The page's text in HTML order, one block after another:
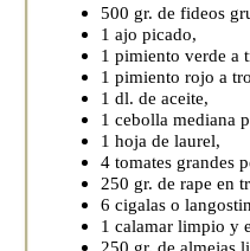
500 gr. de fideos
1 ajo picado,
1 pimiento verde a
1 pimiento rojo a
1 dl. de aceite,
1 cebolla mediana
1 hoja de laurel,
4 tomates grandes
250 gr. de rape en
6 cigalas o
1 calamar limpio y
250 gr. de almejas